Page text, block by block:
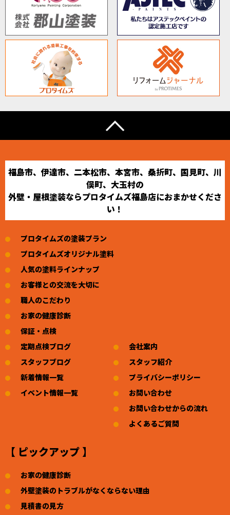
福島市、伊達市、二本松市、本宮市、桑折町、国見町、川
俣町、大玉村の
外壁・屋根塗装ならプロタイムズ福島店におまかせくださ
い！
プロタイムズの塗装プラン
プロタイムズオリジナル塗料
人気の塗料ラインナップ
お客様との交流を大切に
職人のこだわり
お家の健康診断
保証・点検
定期点検ブログ
スタッフブログ
新着情報一覧
イベント情報一覧
会社案内
スタッフ紹介
プライバシーポリシー
お問い合わせ
お問い合わせからの流れ
よくあるご質問
【 ピックアップ 】
お家の健康診断
外壁塗装のトラブルがなくならない理由
見積書の見方